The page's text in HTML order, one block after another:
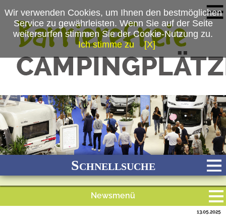
(c) Messe Düsseldorf /ctillmannSchnellsuche
Newsmenü
13.05.2025
Wir verwenden Cookies, um Ihnen den bestmöglichen
Service zu gewährleisten. Wenn Sie auf der Seite
weitersurfen stimmen Sie der Cookie-Nutzung zu.
Ich stimme zu
[X]